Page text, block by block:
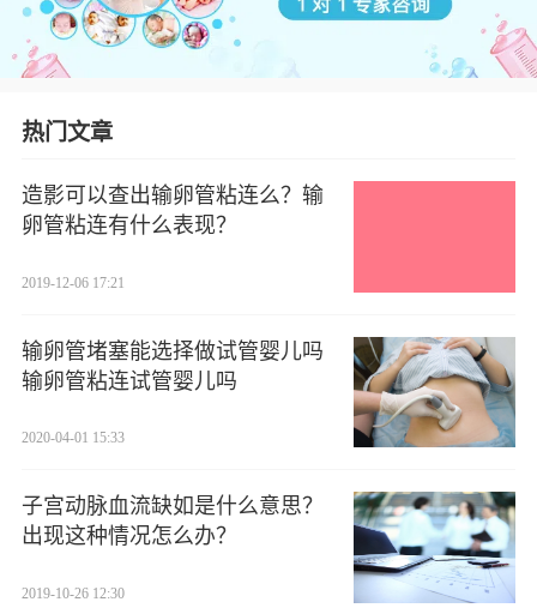
热门文章
造影可以查出输卵管粘连么？输
卵管粘连有什么表现？
2019-12-06 17:21
输卵管堵塞能选择做试管婴儿吗
输卵管粘连试管婴儿吗
2020-04-01 15:33
子宫动脉血流缺如是什么意思？
出现这种情况怎么办？
2019-10-26 12:30